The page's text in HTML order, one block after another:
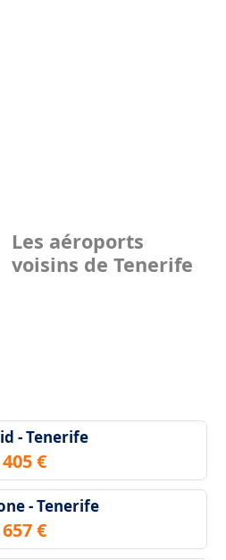
Les aéroports
voisins de Tenerife
- Tenerife
405 €
- Tenerife
657 €